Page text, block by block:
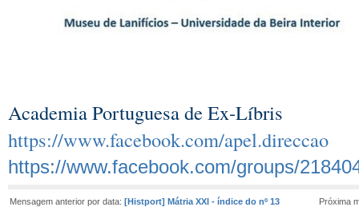
Academia Portuguesa de Ex-Líbris
https://www.facebook.com/apel.direccao
https://www.facebook.com/groups/
Mensagem anterior por data: [Histport] Mátria XXI - índice do nº 13
Próxima